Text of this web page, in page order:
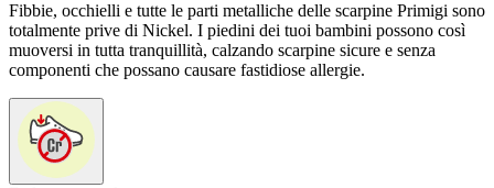
Fibbie, occhielli e tutte le parti metalliche delle scarpine Primigi sono
totalmente prive di Nickel. I piedini dei tuoi bambini possono così
muoversi in tutta tranquillità, calzando scarpine sicure e senza
componenti che possano causare fastidiose allergie.